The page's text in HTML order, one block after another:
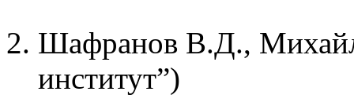
Шафранов В.Д.,
институт”)